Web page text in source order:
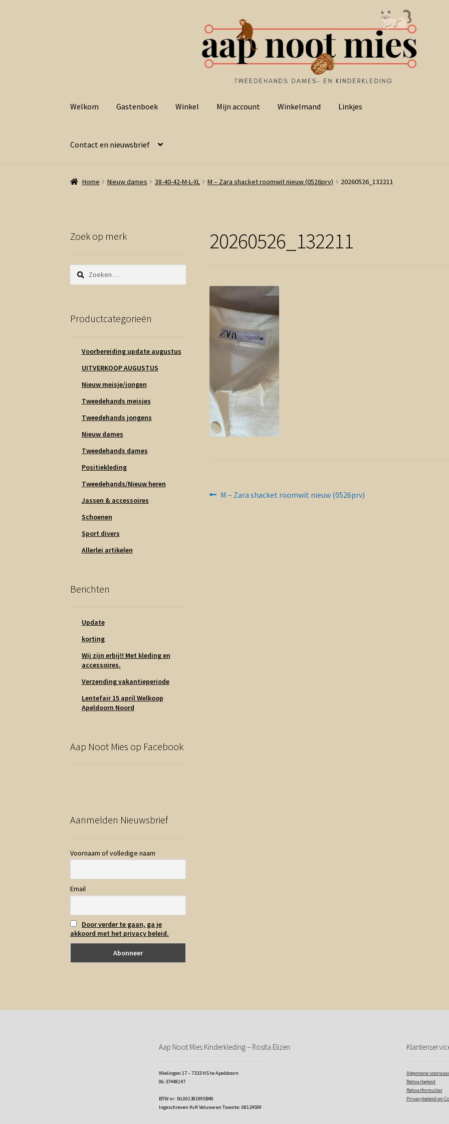
door
naar
Welkom Gastenboek Winkel Mijn account Winkelmand Linkjes
Contact en nieuwsbrief
Home Nieuw dames 38-40-42-M-L-XL M – Zara shacket roomwit nieuw (0526prv) 20260526_132211
20260526_132211
Bericht
Vorig
M – Zara shacket roomwit nieuw (0526prv)
Zoek op merk
Zoeken
naar:
Productcategorieën
Voorbereiding update augustus
UITVERKOOP AUGUSTUS
Nieuw meisje/jongen
Tweedehands meisjes
Tweedehands jongens
Nieuw dames
Tweedehands dames
Positiekleding
Tweedehands/Nieuw heren
Jassen & accessoires
Schoenen
Sport divers
Allerlei artikelen
Berichten
Update
korting
Wij zijn erbij!! Met kleding en
accessoires.
Verzending vakantieperiode
Lentefair 15 april Welkoop
Apeldoorn Noord
Aap Noot Mies op Facebook
Aanmelden Nieuwsbrief
Voornaam of volledige naam
Email
Door verder te gaan, ga je
akkoord met het privacy beleid.
Aap Noot Mies Kinderkleding – Rosita Elizen
Wielingen 17 – 7333 HS te Apeldoorn
06-37448147
BTW nr: NL001381995B40
Ingeschreven KvK Veluwe en Twente: 08124599
Algemene
Retourbeleid
Retourformulier
Privacybeleid en